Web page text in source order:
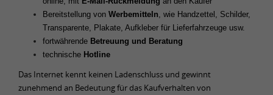
Bereitstellung von Werbemitteln, wie Handzettel, Schilder,
Transparente, Plakate, Aufkleber für Lieferfahrzeuge usw.
fortwährende Betreuung und Beratung
technische Hotline
Das Internet kennt keinen Ladenschluss und gewinnt
zunehmend an Bedeutung für das Kaufverhalten von